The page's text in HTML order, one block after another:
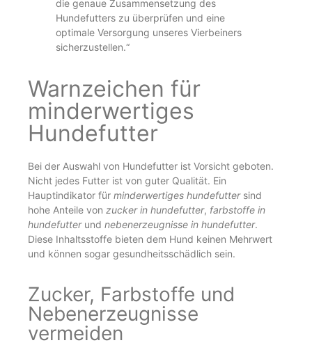
die genaue Zusammensetzung des
Hundefutters zu überprüfen und eine
optimale Versorgung unseres Vierbeiners
sicherzustellen.“
Warnzeichen für
minderwertiges
Hundefutter
Bei der Auswahl von Hundefutter ist Vorsicht geboten.
Nicht jedes Futter ist von guter Qualität. Ein
Hauptindikator für minderwertiges hundefuttersind
hohe Anteile von zucker in hundefutter, farbstoffe in
hundefutterund nebenerzeugnisse in hundefutter.
Diese Inhaltsstoffe bieten dem Hund keinen Mehrwert
und können sogar gesundheitsschädlich sein.
Zucker, Farbstoffe und
Nebenerzeugnisse
vermeiden